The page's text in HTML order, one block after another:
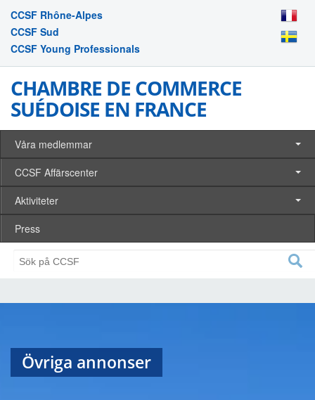
CCSF Rhône-Alpes
CCSF Sud
CCSF Young Professionals
CHAMBRE DE COMMERCE
SUÉDOISE EN FRANCE
Våra medlemmar
CCSF Affärscenter
Aktiviteter
Press
Övriga annonser